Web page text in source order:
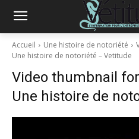
Accueil Une histoire de notoriété
Une histoire de notoriété – Vetitude
Video thumbnail
Une histoire de